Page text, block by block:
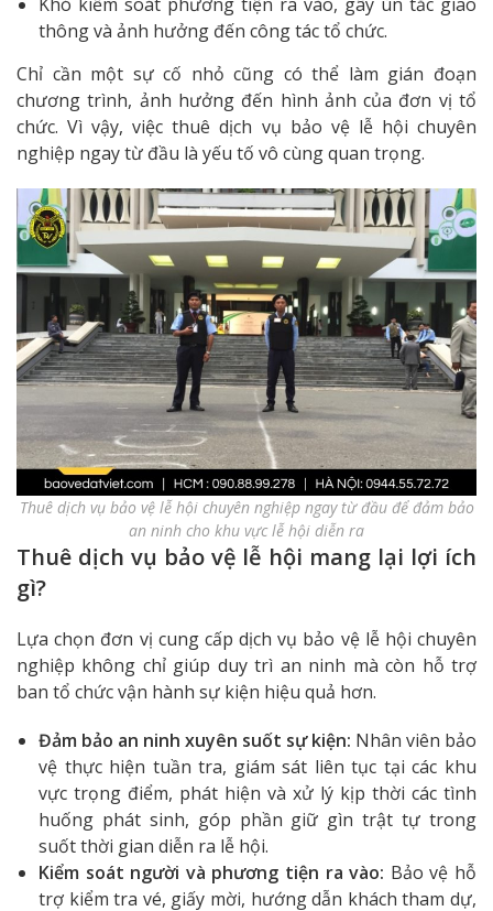
thông và ảnh hưởng đến công tác tổ chức.
Chỉ cần một sự cố nhỏ cũng có thể làm gián đoạn
chương trình, ảnh hưởng đến hình ảnh của đơn vị tổ
chức. Vì vậy, việc thuê dịch vụ bảo vệ lễ hội chuyên
nghiệp ngay từ đầu là yếu tố vô cùng quan trọng.
Thuê dịch vụ bảo vệ lễ hội chuyên nghiệp ngay từ đầu để đảm bảo
an ninh cho khu vực lễ hội diễn ra
Thuê dịch vụ bảo vệ lễ hội mang lại lợi ích
gì?
Lựa chọn đơn vị cung cấp dịch vụ bảo vệ lễ hội chuyên
nghiệp không chỉ giúp duy trì an ninh mà còn hỗ trợ
ban tổ chức vận hành sự kiện hiệu quả hơn.
Đảm bảo an ninh xuyên suốt sự kiện: Nhân viên bảo
vệ thực hiện tuần tra, giám sát liên tục tại các khu
vực trọng điểm, phát hiện và xử lý kịp thời các tình
huống phát sinh, góp phần giữ gìn trật tự trong
suốt thời gian diễn ra lễ hội.
Kiểm soát người và phương tiện ra vào: Bảo vệ hỗ
trợ kiểm tra vé, giấy mời, hướng dẫn khách tham dự,